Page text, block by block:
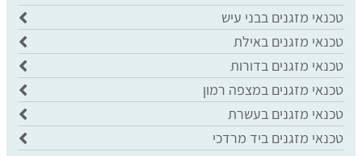
טכנאי מזגנים בבני עיש
טכנאי מזגנים באילת
טכנאי מזגנים בדורות
טכנאי מזגנים במצפה רמון
טכנאי מזגנים בעשרת
טכנאי מזגנים ביד מרדכי